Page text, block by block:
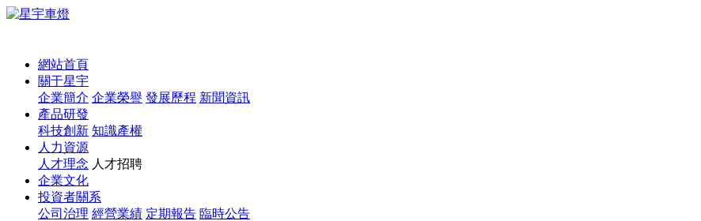
網站首頁
關于星宇
企業簡介 企業榮譽 發展歷程 新聞資訊
產品研發
科技創新 知識產權
人力資源
人才理念 人才招聘
企業文化
投資者關系
公司治理 經營業績 定期報告 臨時公告